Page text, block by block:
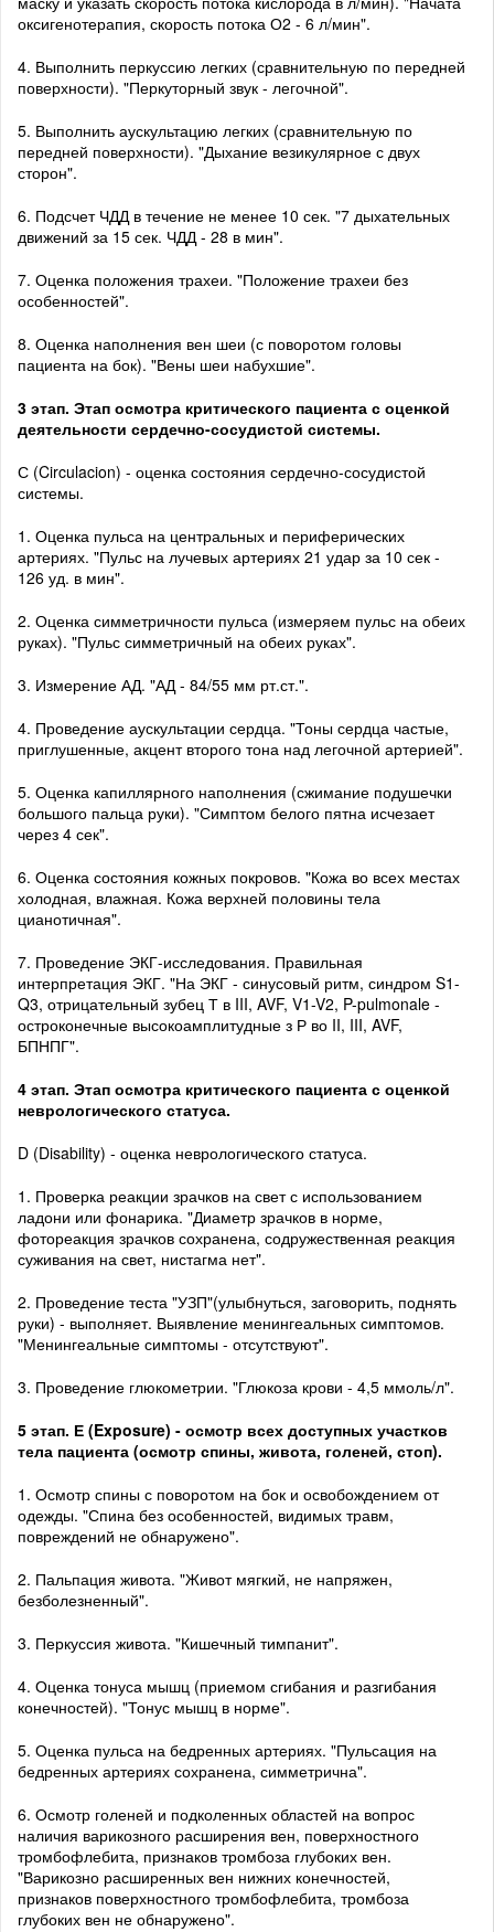
оксигенотерапия, скорость потока О2 - 6 л/мин".
4. Выполнить перкуссию легких (сравнительную по передней
поверхности). "Перкуторный звук - легочной".
5. Выполнить аускультацию легких (сравнительную по
передней поверхности). "Дыхание везикулярное с двух
сторон".
6. Подсчет ЧДД в течение не менее 10 сек. "7 дыхательных
движений за 15 сек. ЧДД - 28 в мин".
7. Оценка положения трахеи. "Положение трахеи без
особенностей".
8. Оценка наполнения вен шеи (с поворотом головы
пациента на бок). "Вены шеи набухшие".
3 этап. Этап осмотра критического пациента с оценкой
деятельности сердечно-сосудистой системы.
С (Circulacion) - оценка состояния сердечно-сосудистой
системы.
1. Оценка пульса на центральных и периферических
артериях. "Пульс на лучевых артериях 21 удар за 10 сек -
126 уд. в мин".
2. Оценка симметричности пульса (измеряем пульс на обеих
руках). "Пульс симметричный на обеих руках".
3. Измерение АД. "АД - 84/55 мм рт.ст.".
4. Проведение аускультации сердца. "Тоны сердца частые,
приглушенные, акцент второго тона над легочной артерией".
5. Оценка капиллярного наполнения (сжимание подушечки
большого пальца руки). "Симптом белого пятна исчезает
через 4 сек".
6. Оценка состояния кожных покровов. "Кожа во всех местах
холодная, влажная. Кожа верхней половины тела
цианотичная".
7. Проведение ЭКГ-исследования. Правильная
интерпретация ЭКГ. "На ЭКГ - синусовый ритм, синдром S1-
Q3, отрицательный зубец Т в III, AVF, V1-V2, P-pulmonale -
остроконечные высокоамплитудные з Р во II, III, AVF,
БПНПГ".
4 этап. Этап осмотра критического пациента с оценкой
неврологического статуса.
D (Disability) - оценка неврологического статуса.
1. Проверка реакции зрачков на свет с использованием
ладони или фонарика. "Диаметр зрачков в норме,
фотореакция зрачков сохранена, содружественная реакция
суживания на свет, нистагма нет".
2. Проведение теста "УЗП"(улыбнуться, заговорить, поднять
руки) - выполняет. Выявление менингеальных симптомов.
"Менингеальные симптомы - отсутствуют".
3. Проведение глюкометрии. "Глюкоза крови - 4,5 ммоль/л".
5 этап. Е (Exposure) - осмотр всех доступных участков
тела пациента (осмотр спины, живота, голеней, стоп).
1. Осмотр спины с поворотом на бок и освобождением от
одежды. "Спина без особенностей, видимых травм,
повреждений не обнаружено".
2. Пальпация живота. "Живот мягкий, не напряжен,
безболезненный".
3. Перкуссия живота. "Кишечный тимпанит".
4. Оценка тонуса мышц (приемом сгибания и разгибания
конечностей). "Тонус мышц в норме".
5. Оценка пульса на бедренных артериях. "Пульсация на
бедренных артериях сохранена, симметрична".
6. Осмотр голеней и подколенных областей на вопрос
наличия варикозного расширения вен, поверхностного
тромбофлебита, признаков тромбоза глубоких вен.
"Варикозно расширенных вен нижних конечностей,
признаков поверхностного тромбофлебита, тромбоза
глубоких вен не обнаружено".